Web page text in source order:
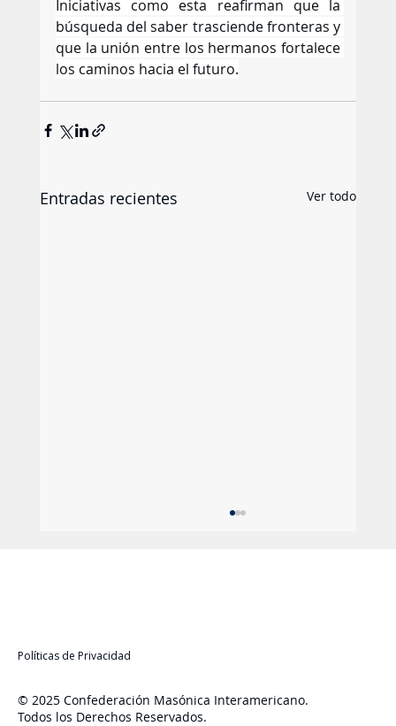
Iniciativas como esta reafirman que la
búsqueda del saber trasciende fronteras y
que la unión entre los hermanos fortalece
los caminos hacia el futuro.
Entradas recientes Ver todo
Liderazgo, Estrategia y Futuro: La Zona 4
Políticas de Privacidad
© 2025 Confederación Masónica Interamericano.
Todos los Derechos Reservados.